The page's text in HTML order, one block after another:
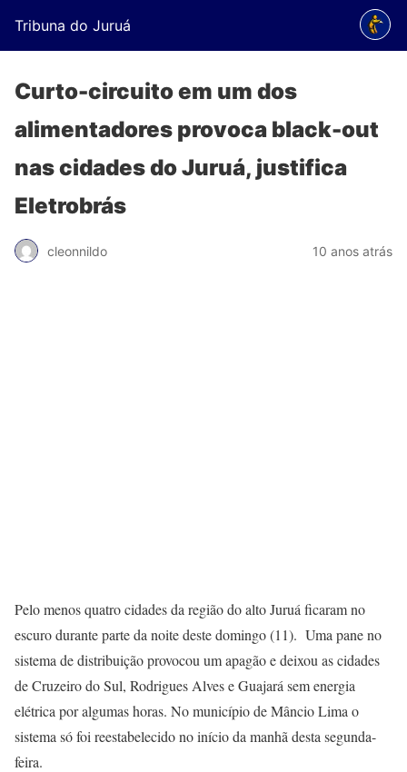
Tribuna do Juruá
Curto-circuito em um dos
alimentadores provoca black-out
nas cidades do Juruá, justifica
Eletrobrás
cleonnildo 10 anos atrás
Pelo menos quatro cidades da região do alto Juruá ficaram no
escuro durante parte da noite deste domingo (11). Uma pane no
sistema de distribuição provocou um apagão e deixou as cidades
de Cruzeiro do Sul, Rodrigues Alves e Guajará sem energia
elétrica por algumas horas. No município de Mâncio Lima o
sistema só foi reestabelecido no início da manhã desta segunda-
feira.